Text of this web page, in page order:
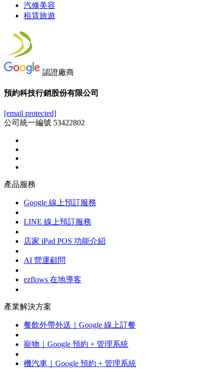
汽修美容
租賃旅遊
認證廠商
預約科技行銷股份有限公司
[email protected]
公司統一編號 53422802
產品服務
Google 線上預訂服務
LINE 線上預訂服務
店家 iPad POS 功能介紹
AI 營運顧問
ezflows 在地導客
產業解決方案
餐飲外帶外送｜Google 線上訂餐
寵物｜Google 預約 + 管理系統
機汽車｜Google 預約 + 管理系統